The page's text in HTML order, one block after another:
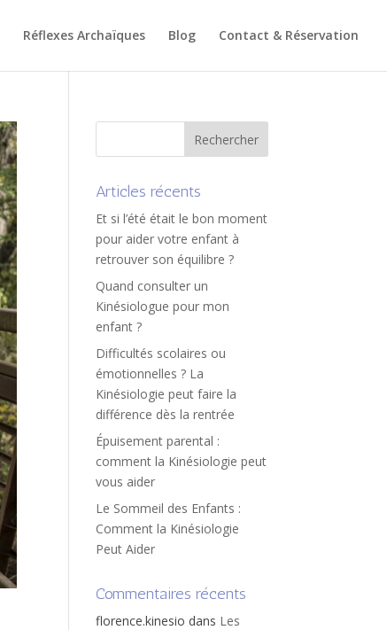
Réflexes Archaïques Blog Contact & Réservation
Articles récents
Et si l’été était le bon moment
pour aider votre enfant à
retrouver son équilibre ?
Quand consulter un
Kinésiologue pour mon
enfant ?
Difficultés scolaires ou
émotionnelles ? La
Kinésiologie peut faire la
différence dès la rentrée
Épuisement parental :
comment la Kinésiologie peut
vous aider
Le Sommeil des Enfants :
Comment la Kinésiologie
Peut Aider
Commentaires récents
florence.kinesio dans Les